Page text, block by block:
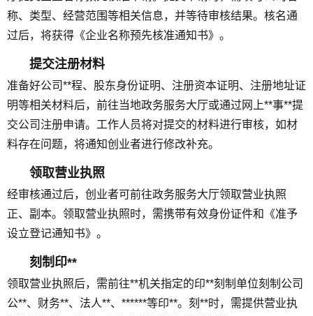
称、类型、经营范围等相关信息，并等待审核结果。核名通
过后，将获得《企业名称预先核准通知书》。
提交注册材料
准备好公司**程、股东身份证明、注册资本证明、注册地址证
明等相关材料后，前往当地政务服务大厅或通过网上**事**提
交公司注册申请。工作人员将对提交的材料进行审核，如材
料存在问题，将通知创业者进行修改补充。
领取营业执照
经审核通过后，创业者可前往政务服务大厅领取营业执照
正、副本。领取营业执照时，需携带有效身份证件和《准予
设立登记通知书》。
刻制印**
领取营业执照后，需前往**机关指定的印**刻制单位刻制公司
公**、财务**、法人**、******等印**。刻**时，需提供营业执